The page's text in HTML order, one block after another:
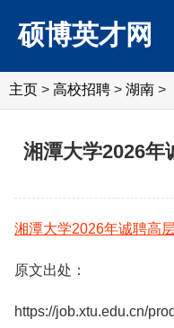
硕博英才网
主页 > 高校招聘 > 湖南 >
湘潭大学2026年
湘潭大学2026年诚聘高
原文出处：
https://job.xtu.edu.cn/